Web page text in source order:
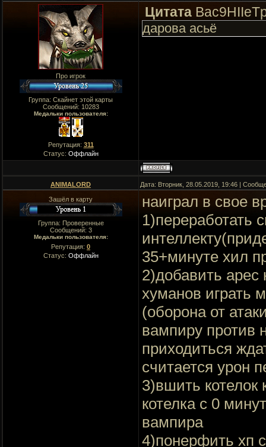
Про игрок
Группа: Скайнет этой карты
Сообщений: 10283
Медальки пользователя:
Репутация: 311
Статус: Оффлайн
Цитата
дарова асьё
ANIMALORD Дата: Вторник, 28.05.2019, 19:46 |
Зашёл в карту
Группа: Проверенные
Сообщений: 3
Медальки пользователя:
Репутация: 0
Статус: Оффлайн
наиграл в свое
1)переработать
35+минуте хил
2)добавить арес
хуманов играть
(оборона от
вампиру против
приходиться
считается урон
3)вшить котелок
котелка с 0
вампира
4)понерфить хп